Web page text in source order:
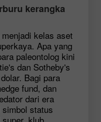
kerangka
kelas aset
Apa yang
paleontolog kini
dan Sotheby's
Bagi para
fund, dan
dari era
status